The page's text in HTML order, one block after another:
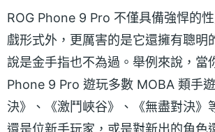
ROG Phone 9 Pro 不僅具備強悍的
戲形式外，更厲害的是它還擁有聰明
說是金手指也不為過。舉例來說，當
Phone 9 Pro 遊玩多數 MOBA 類手
決》、《激鬥峽谷》、《無盡對決》
還是位新手玩家，或是對新出的角色